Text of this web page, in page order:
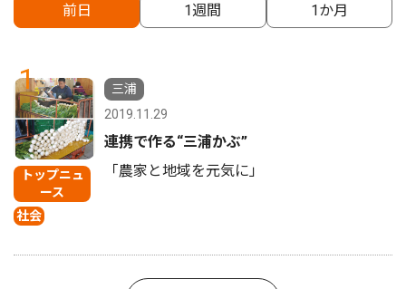
前日 1週間 1か月
1
トップニュ
ース
社会
三浦
2019.11.29
連携で作る“三浦かぶ”
「農家と地域を元気に」